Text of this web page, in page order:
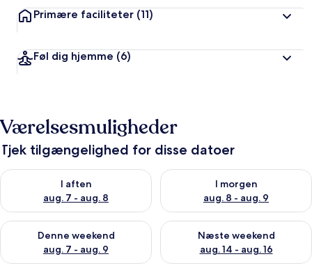
Primære faciliteter (11)
Føl dig hjemme (6)
Værelsesmuligheder
Tjek tilgængelighed for disse datoer
I aften
aug. 7 - aug. 8
Tjek tilgængelighed for i aften aug. 7 - aug. 8
I morgen
aug. 8 - aug. 9
Tjek tilgængelighed for i
Denne weekend
aug. 7 - aug. 9
Tjek tilgængelighed for denne weekend aug. 7 - aug. 9
Næste weekend
aug. 14 - aug. 16
Tjek tilgængelighed for næste